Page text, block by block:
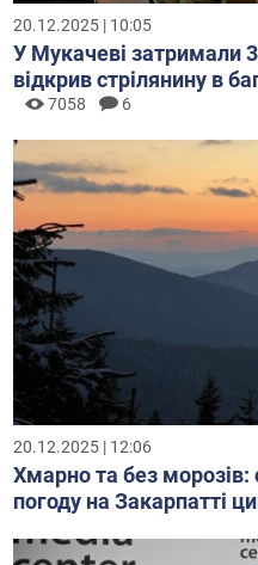
20.12.2025 | 10:05
У Мукачеві затримали
відкрив стрілянину в
7058 6
20.12.2025 | 12:06
Хмарно та без морозів:
погоду на Закарпатті